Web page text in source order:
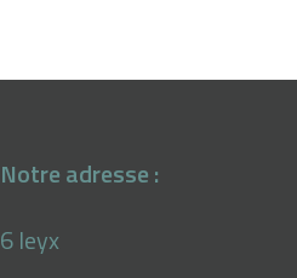
Notre adresse :
6 leyx